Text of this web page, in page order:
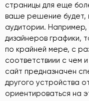
страницы для еще
ваше решение будет,
аудитории.
дизайнеров графики,
по крайней мере, с
соответствиии с чем
сайт предназначен
другого устройства
ориентироваться на